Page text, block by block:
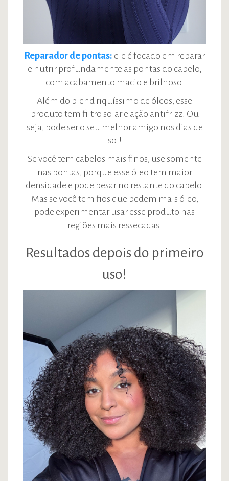
Reparador de pontas: ele é focado em reparar
e nutrir profundamente as pontas do cabelo,
com acabamento macio e brilhoso.
Além do blend riquíssimo de óleos, esse
produto tem filtro solar e ação antifrizz. Ou
seja, pode ser o seu melhor amigo nos dias de
sol!
Se você tem cabelos mais finos, use somente
nas pontas, porque esse óleo tem maior
densidade e pode pesar no restante do cabelo.
Mas se você tem fios que pedem mais óleo,
pode experimentar usar esse produto nas
regiões mais ressecadas.
Resultados depois do primeiro
uso!